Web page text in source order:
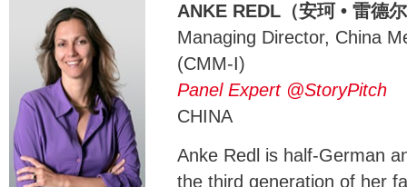
ANKE REDL（安珂 • 雷德
Managing Director, China
(CMM-I)
Panel Expert @StoryPitch
CHINA
Anke Redl is half-German
the third generation of her